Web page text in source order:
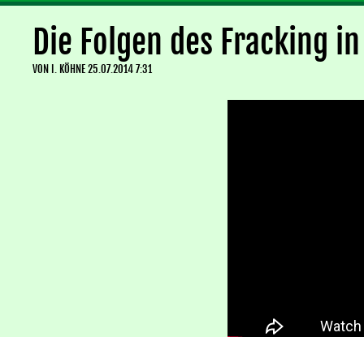
Die Folgen des Fracking
VON I. KÖHNE25.07.2014 7:31